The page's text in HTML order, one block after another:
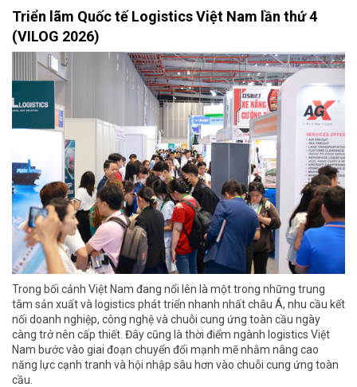
Triển lãm Quốc tế Logistics Việt Nam lần thứ 4
(VILOG 2026)
Trong bối cảnh Việt Nam đang nổi lên là một trong những trung
tâm sản xuất và logistics phát triển nhanh nhất châu Á, nhu cầu kết
nối doanh nghiệp, công nghệ và chuỗi cung ứng toàn cầu ngày
càng trở nên cấp thiết. Đây cũng là thời điểm ngành logistics Việt
Nam bước vào giai đoạn chuyển đổi mạnh mẽ nhằm nâng cao
năng lực cạnh tranh và hội nhập sâu hơn vào chuỗi cung ứng toàn
cầu.